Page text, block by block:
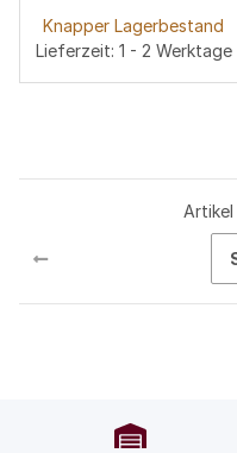
Knapper Lagerbestand
Lieferzeit: 1 - 2 Werktage
Artikel